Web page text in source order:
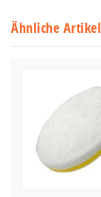
Ähnliche Artikel